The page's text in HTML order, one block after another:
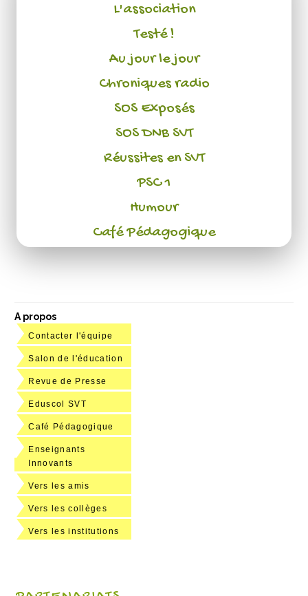
L'association
Testé !
Au jour le jour
Chroniques radio
SOS Exposés
SOS DNB SVT
Réussites en SVT
PSC 1
Humour
Café Pédagogique
A propos
Contacter l'équipe
Salon de l'éducation
Revue de Presse
Eduscol SVT
Café Pédagogique
Enseignants
Innovants
Vers les amis
Vers les collèges
Vers les institutions